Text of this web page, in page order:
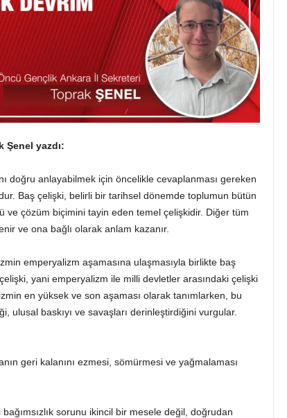
Şenel yazdı:
doğru anlayabilmek için öncelikle cevaplanması gereken
Baş çelişki, belirli bir tarihsel dönemde toplumun bütün
ve çözüm biçimini tayin eden temel çelişkidir. Diğer tüm
ve ona bağlı olarak anlam kazanır.
emperyalizm aşamasına ulaşmasıyla birlikte baş
yani emperyalizm ile milli devletler arasındaki çelişki
en yüksek ve son aşaması olarak tanımlarken, bu
ulusal baskıyı ve savaşları derinleştirdiğini vurgular.
geri kalanını ezmesi, sömürmesi ve yağmalaması
sorunu ikincil bir mesele değil, doğrudan